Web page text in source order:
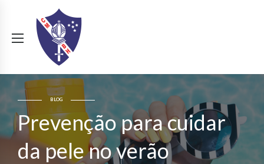
BLOG
Prevenção para cuidar
da pele no verão